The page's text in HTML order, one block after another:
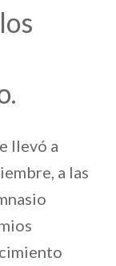
llevó a
a las